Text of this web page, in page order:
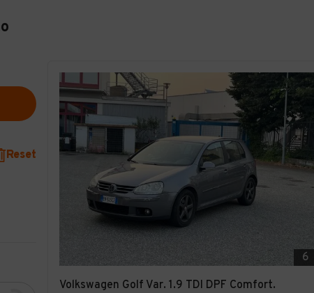
Reset
6
Volkswagen Golf Var. 1.9 TDI DPF Comfort.